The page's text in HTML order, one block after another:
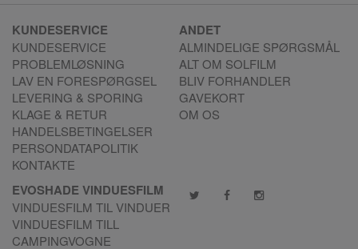
KUNDESERVICE
KUNDESERVICE
PROBLEMLØSNING
LAV EN FORESPØRGSEL
LEVERING & SPORING
KLAGE & RETUR
HANDELSBETINGELSER
PERSONDATAPOLITIK
KONTAKTE
ANDET
ALMINDELIGE SPØRGSMÅL
ALT OM SOLFILM
BLIV FORHANDLER
GAVEKORT
OM OS
EVOSHADE VINDUESFILM
VINDUESFILM TIL VINDUER
VINDUESFILM TILL
CAMPINGVOGNE